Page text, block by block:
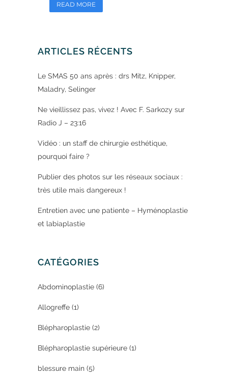
READ MORE
ARTICLES RÉCENTS
Le SMAS 50 ans après : drs Mitz, Knipper,
Maladry, Selinger
Ne vieillissez pas, vivez ! Avec F. Sarkozy sur
Radio J – 23:16
Vidéo : un staff de chirurgie esthétique,
pourquoi faire ?
Publier des photos sur les réseaux sociaux :
très utile mais dangereux !
Entretien avec une patiente – Hyménoplastie
et labiaplastie
CATÉGORIES
Abdominoplastie (6)
Allogreffe (1)
Blépharoplastie (2)
Blépharoplastie supérieure (1)
blessure main (5)